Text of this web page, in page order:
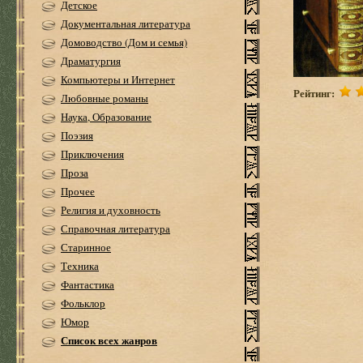
Детское
Документальная литература
Домоводство (Дом и семья)
Драматургия
Компьютеры и Интернет
Любовные романы
Наука, Образование
Поэзия
Приключения
Проза
Прочее
Религия и духовность
Справочная литература
Старинное
Техника
Фантастика
Фольклор
Юмор
Список всех жанров
Рейтинг: